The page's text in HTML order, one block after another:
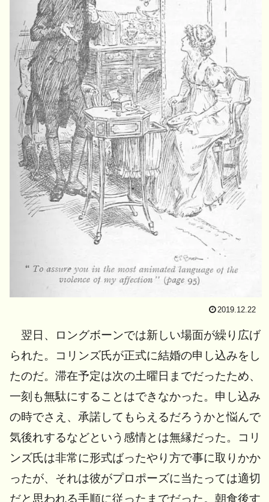
2019.12.22
翌日、ロングボーンでは新しい場面が繰り広げ
られた。コリンズ氏が正式に結婚の申し込みをし
たのだ。滞在予定は次の土曜日までだったため、
一刻も無駄にすることはできなかった。申し込み
の時でさえ、承諾してもらえるだろうかと悩んで
気後れするなどという感情とは無縁だった。コリ
ンズ氏は非常に形式ばったやり方で事に取りかか
ったが、それは彼がプロポーズに当たっては適切
だと思われる手順に従ったまでだった。朝食後す